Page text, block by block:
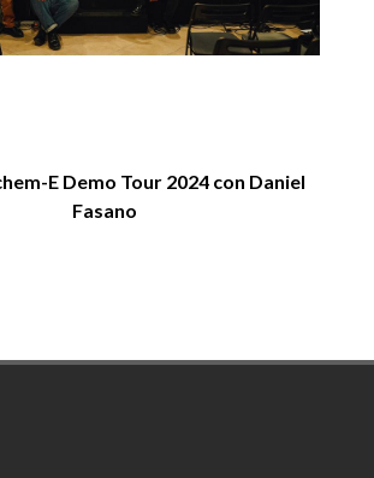
E Demo Tour 2024 con Daniel
Fasano